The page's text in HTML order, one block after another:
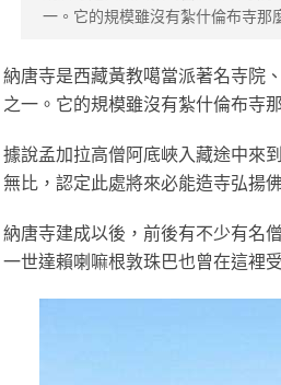
一。它的規模雖沒有紮什倫布寺那
納唐寺是西藏黃教噶當派著名寺院
之一。它的規模雖沒有紮什倫布寺
據說孟加拉高僧阿底峽入藏途中來
無比，認定此處將來必能造寺弘揚
納唐寺建成以後，前後有不少有名
一世達賴喇嘛根敦珠巴也曾在這裡